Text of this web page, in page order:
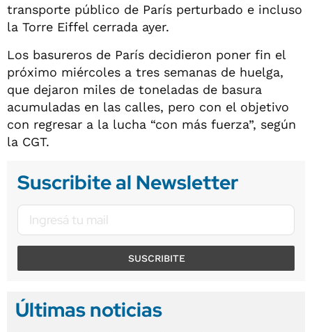
transporte público de París perturbado e incluso
la Torre Eiffel cerrada ayer.
Los basureros de París decidieron poner fin el
próximo miércoles a tres semanas de huelga,
que dejaron miles de toneladas de basura
acumuladas en las calles, pero con el objetivo
con regresar a la lucha “con más fuerza”, según
la CGT.
Suscribite al Newsletter
SUSCRIBITE
Últimas noticias